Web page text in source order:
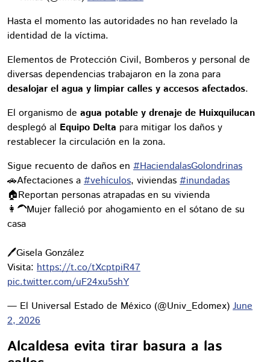
Hasta el momento las autoridades no han revelado la
identidad de la víctima.
Elementos de Protección Civil, Bomberos y personal de
diversas dependencias trabajaron en la zona para
desalojar el agua y limpiar calles y accesos afectados.
El organismo de agua potable y drenaje de Huixquilucan
desplegó al Equipo Delta para mitigar los daños y
restablecer la circulación en la zona.
Sigue recuento de daños en #HaciendalasGolondrinas
🚗Afectaciones a #vehículos, viviendas #inundadas
🏠Reportan personas atrapadas en su vivienda
👩‍🦱Mujer falleció por ahogamiento en el sótano de su
casa
🖊️Gisela González
Visita: https://t.co/tXcptpiR47
pic.twitter.com/uF24xu5shY
— El Universal Estado de México (@Univ_Edomex) June
2, 2026
Alcaldesa evita tirar basura a las